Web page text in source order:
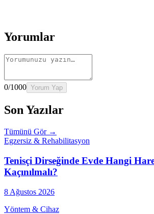
Yorumlar
0/1000 Yorum Yap
Son Yazılar
Tümünü Gör →
Egzersiz & Rehabilitasyon
Tenisçi Dirseğinde Evde Hangi
Kaçınılmalı?
8 Ağustos 2026
Yöntem & Cihaz